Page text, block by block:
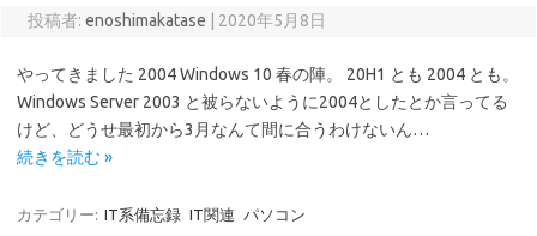
投稿者: enoshimakatase 2020年5月8日
やってきました 2004 Windows 10 春の陣。 20H1 とも 2004 とも。
Windows Server 2003 と被らないように2004としたとか言ってる
けど、どうせ最初から3月なんて間に合うわけないん…
続きを読む »
カテゴリー: IT系備忘録 IT関連 パソコン